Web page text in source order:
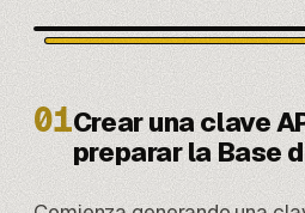
01Crear una clave
preparar la Base